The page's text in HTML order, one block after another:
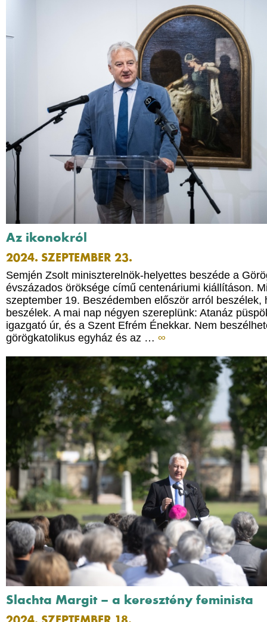
Az ikonokról
2024. SZEPTEMBER 23.
Semjén Zsolt miniszterelnök-helyettes beszéde a
évszázados öröksége című centenáriumi kiállításon.
szeptember 19. Beszédemben először arról beszélek,
beszélek. A mai nap négyen szereplünk: Atanáz
igazgató úr, és a Szent Efrém Énekkar. Nem
görögkatolikus egyház és az … ∞
Slachta Margit – a keresztény feminista